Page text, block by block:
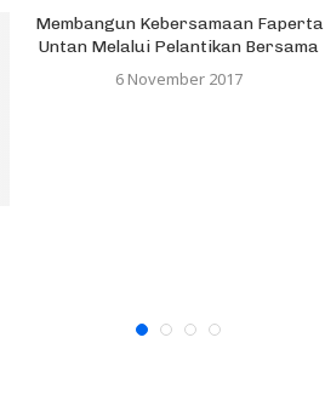
Membangun Kebersamaan Faperta
Untan Melalui Pelantikan Bersama
6 November 2017